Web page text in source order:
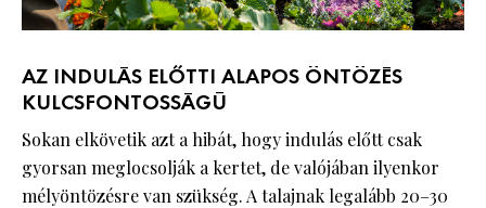
AZ INDULÁS ELŐTTI ALAPOS ÖNTÖZÉS
KULCSFONTOSSÁGÚ
Sokan elkövetik azt a hibát, hogy indulás előtt csak
gyorsan meglocsolják a kertet, de valójában ilyenkor
mélyöntözésre van szükség. A talajnak legalább 20–30